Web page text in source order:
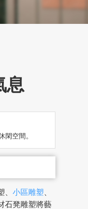
息
閑空間。
小區雕塑
石凳雕塑將藝